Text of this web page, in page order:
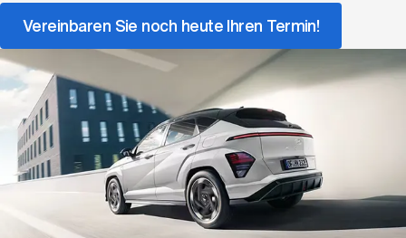
Vereinbaren Sie noch heute Ihren Termin!